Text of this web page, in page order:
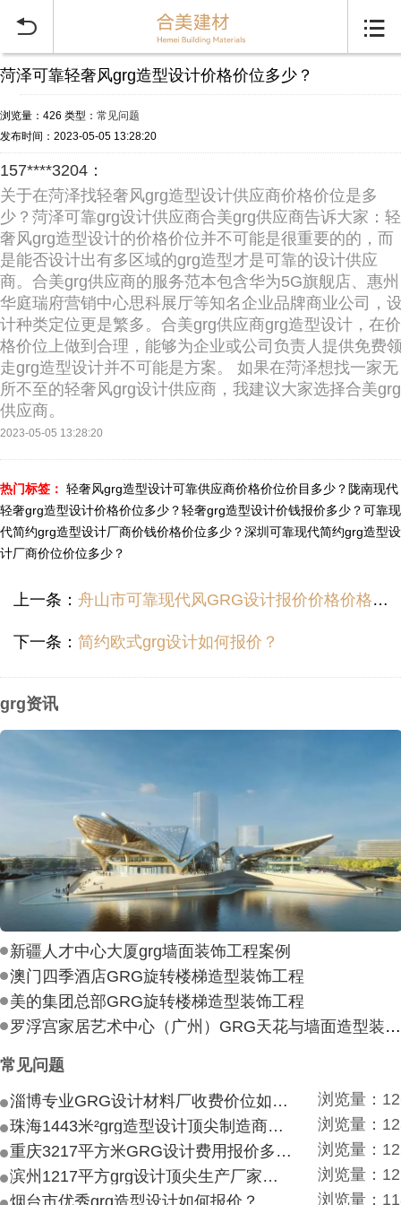
 
菏泽可靠轻奢风grg造型设计价格价位多少？
浏览量：426 类型： 常见问题
发布时间：2023-05-05 13:28:20
157****3204：
关于在菏泽找轻奢风grg造型设计供应商价格价位是多
少？菏泽可靠grg设计供应商合美grg供应商告诉大家：轻
奢风grg造型设计的价格价位并不可能是很重要的的，而
是能否设计出有多区域的grg造型才是可靠的设计供应
商。合美grg供应商的服务范本包含华为5G旗舰店、惠州
华庭瑞府营销中心思科展厅等知名企业品牌商业公司，
计种类定位更是繁多。合美grg供应商grg造型设计，在价
格价位上做到合理，能够为企业或公司负责人提供免费
走grg造型设计并不可能是方案。 如果在菏泽想找一家无
所不至的轻奢风grg设计供应商，我建议大家选择合美grg
供应商。
2023-05-05 13:28:20
热门标签： 轻奢风grg造型设计可靠供应商价格价位价目多少？ 陇南现代
轻奢grg造型设计价格价位多少？轻奢grg造型设计价钱报价多少？可靠现
代简约grg造型设计厂商价钱价格价位多少？深圳可靠现代简约grg造型设
计厂商价位价位多少？
上一条： 舟山市可靠现代风GRG设计报价价格价格多少？
下一条： 简约欧式grg设计如何报价？
grg资讯
新疆人才中心大厦grg墙面装饰工程案例
澳门四季酒店GRG旋转楼梯造型装饰工程
美的集团总部GRG旋转楼梯造型装饰工程
罗浮宫家居艺术中心（广州）GRG天花与墙面造型装饰工程
常见问题
淄博专业GRG设计材料厂收费价位如何？
浏览量：
珠海1443米²grg造型设计顶尖制造商付费付费多少？
浏览量：
重庆3217平方米GRG设计费用报价多少？
浏览量：
滨州1217平方grg设计顶尖生产厂家价目如何？
浏览量：
烟台市优秀grg造型设计如何报价？
浏览量：